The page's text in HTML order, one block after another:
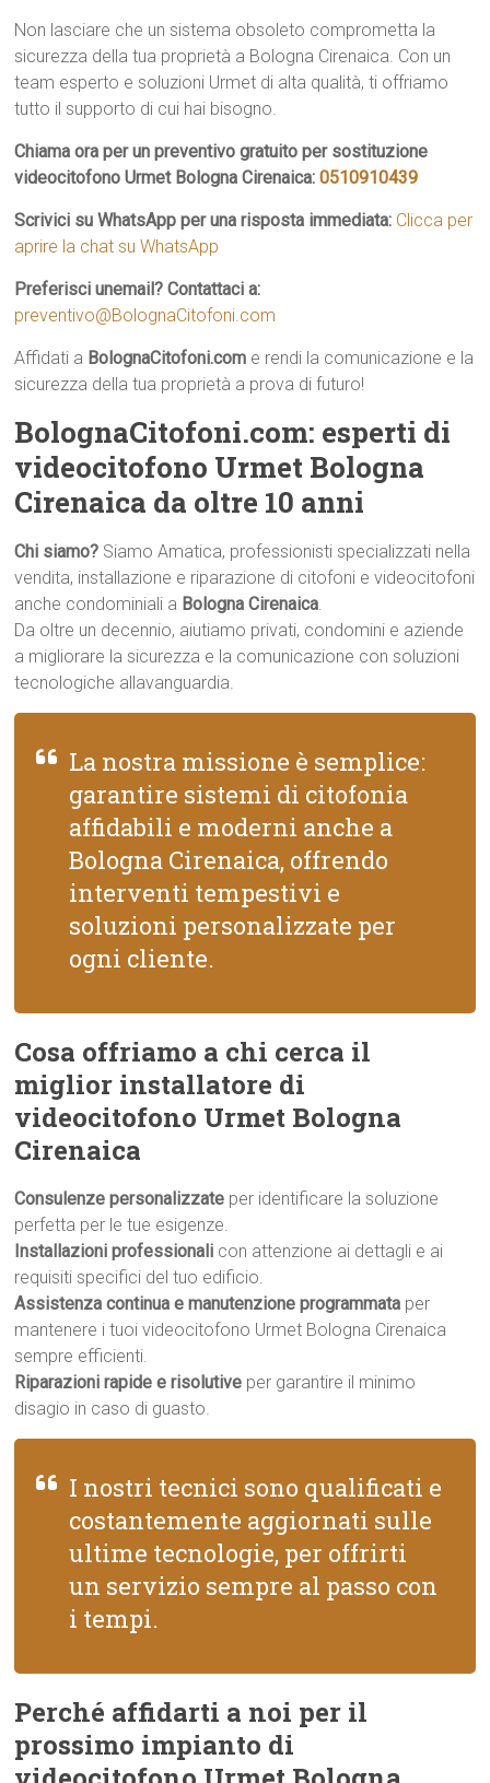
Non lasciare che un sistema obsoleto comprometta la
sicurezza della tua proprietà a Bologna Cirenaica. Con un
team esperto e soluzioni Urmet di alta qualità, ti offriamo
tutto il supporto di cui hai bisogno.
Chiama ora per un preventivo gratuito per sostituzione
videocitofono Urmet Bologna Cirenaica:0510910439
Scrivici su WhatsApp per una risposta immediata: Clicca per
aprire la chat su WhatsApp
Preferisci unemail? Contattaci a:
preventivo@BolognaCitofoni.com
Affidati a BolognaCitofoni.com e rendi la comunicazione e la
sicurezza della tua proprietà a prova di futuro!
BolognaCitofoni.com: esperti di
videocitofono Urmet Bologna
Cirenaica da oltre 10 anni
Chi siamo? Siamo Amatica, professionisti specializzati nella
vendita, installazione e riparazione di citofoni e videocitofoni
anche condominiali a Bologna Cirenaica.
Da oltre un decennio, aiutiamo privati, condomini e aziende
a migliorare la sicurezza e la comunicazione con soluzioni
tecnologiche allavanguardia.
La nostra missione è semplice:
garantire sistemi di citofonia
affidabili e moderni anche a
Bologna Cirenaica, offrendo
interventi tempestivi e
soluzioni personalizzate per
ogni cliente.
Cosa offriamo a chi cerca il
miglior installatore di
videocitofono Urmet Bologna
Cirenaica
Consulenze personalizzate per identificare la soluzione
perfetta per le tue esigenze.
Installazioni professionali con attenzione ai dettagli e ai
requisiti specifici del tuo edificio.
Assistenza continua e manutenzione programmata per
mantenere i tuoi videocitofono Urmet Bologna Cirenaica
sempre efficienti.
Riparazioni rapide e risolutive per garantire il minimo
disagio in caso di guasto.
I nostri tecnici sono qualificati e
costantemente aggiornati sulle
ultime tecnologie, per offrirti
un servizio sempre al passo con
i tempi.
Perché affidarti a noi per il
prossimo impianto di